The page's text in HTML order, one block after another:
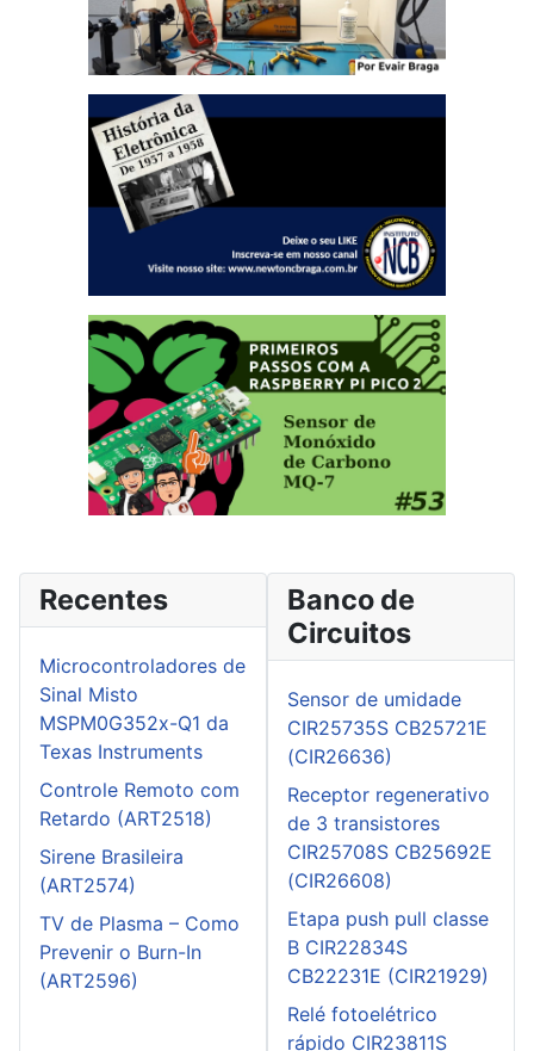
Recentes
Microcontroladores de
Sinal Misto
MSPM0G352x-Q1 da
Texas Instruments
Controle Remoto com
Retardo (ART2518)
Sirene Brasileira
(ART2574)
TV de Plasma – Como
Prevenir o Burn-In
(ART2596)
Banco de
Circuitos
Sensor de umidade
CIR25735S CB25721E
(CIR26636)
Receptor regenerativo
de 3 transistores
CIR25708S CB25692E
(CIR26608)
Etapa push pull classe
B CIR22834S
CB22231E (CIR21929)
Relé fotoelétrico
rápido CIR23811S